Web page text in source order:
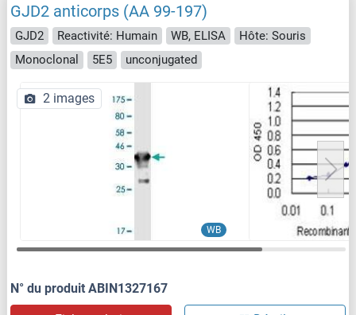
GJD2 anticorps (AA 99-197)
GJD2 Reactivité: Humain WB, ELISA
Hôte: Souris
Monoclonal
5E5 unconjugated
WB
2 images
N° du produit ABIN1327167